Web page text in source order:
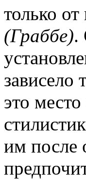
только
(Граббе).
зависело
это
им после